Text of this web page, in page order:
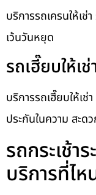
บริการรถเครนให้เ
เว้นวันหยุด
รถเฮี๊ยบให้เช่
บริการรถเฮี๊ยบให้เ
ประกันในความ สะด
รถกระเช้า
บริการที่ไห